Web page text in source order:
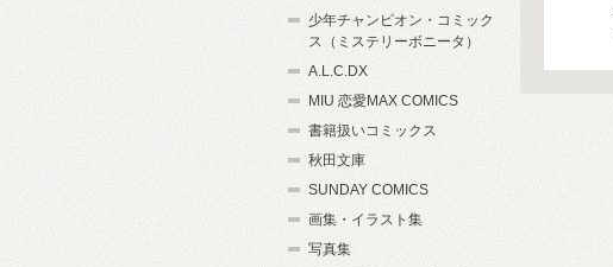
少年チャンピオン・コミック
ス（ミステリーボニータ）
A.L.C.DX
MIU 恋愛MAX COMICS
書籍扱いコミックス
秋田文庫
SUNDAY COMICS
画集・イラスト集
写真集